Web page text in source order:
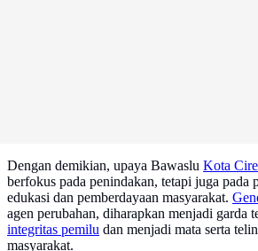
Dengan demikian, upaya Bawaslu Kota
berfokus pada penindakan, tetapi juga pada
edukasi dan pemberdayaan masyarakat.
agen perubahan, diharapkan menjadi garda
integritas pemilu dan menjadi mata serta
masyarakat.